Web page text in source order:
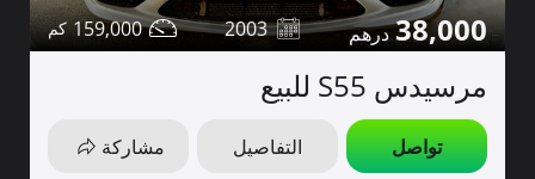
38,000
2003
159,000
مرسيدس S55 للبيع
تواصل التفاصيل مشاركة